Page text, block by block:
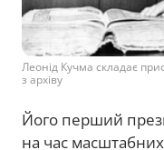
Леонід Кучма складає
з архіву
Його перший
на час